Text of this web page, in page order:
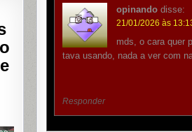
opinando disse:
21/01/2026 às
mds, o cara quer
tava usando, nada a ver com
Responder